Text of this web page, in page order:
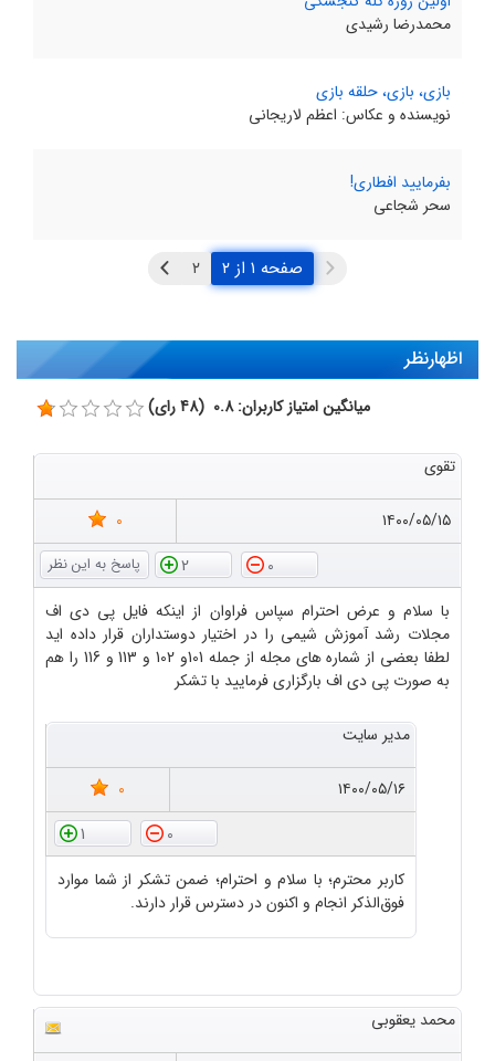
محمدرضا رشیدی
بازی، بازی، حلقه بازی
نویسنده و عکاس: اعظم لاریجانی
بفرمایید افطاری!
سحر شجاعی
صفحه ۱ از ۲
اظهارنظر
میانگین امتیاز کاربران: 0.8 (48 رای)
تقوی
۱۴۰۰/۰۵/۱۵
0
0
2
با سلام و عرض احترام سپاس فراوان از اینکه فایل پی دی اف
مجلات رشد آموزش شیمی را در اختیار دوستداران قرار داده اید
لطفا بعضی از شماره های مجله از جمله 101و 102 و 113 و 116 را هم
به صورت پی دی اف بارگزاری فرمایید با تشکر
مدیر سایت
۱۴۰۰/۰۵/۱۶
0
0
1
کاربر محترم؛ با سلام و احترام؛ ضمن تشکر از شما موارد
فوق‌الذکر انجام و اکنون در دسترس قرار دارند.
محمد یعقوبی